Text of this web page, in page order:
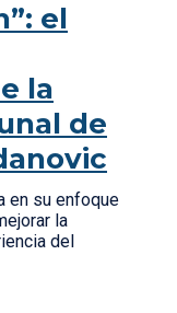
el
la
de
en su enfoque
la
del